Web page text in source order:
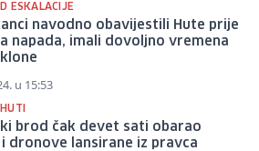
ESKALACIJE
navodno obavijestili Hute prije
napada, imali dovoljno vremena
u 15:53
brod čak devet sati obarao
dronove lansirane iz pravca